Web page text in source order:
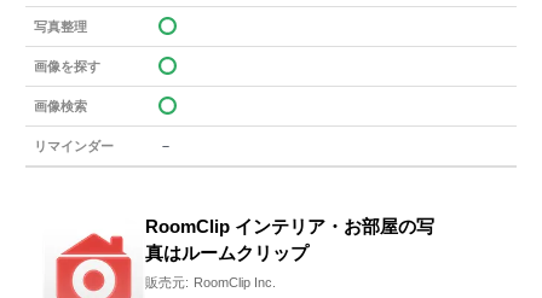
写真整理
画像を探す
画像検索
リマインダー －
RoomClip インテリア・お部屋の写
真はルームクリップ
販売元: RoomClip Inc.